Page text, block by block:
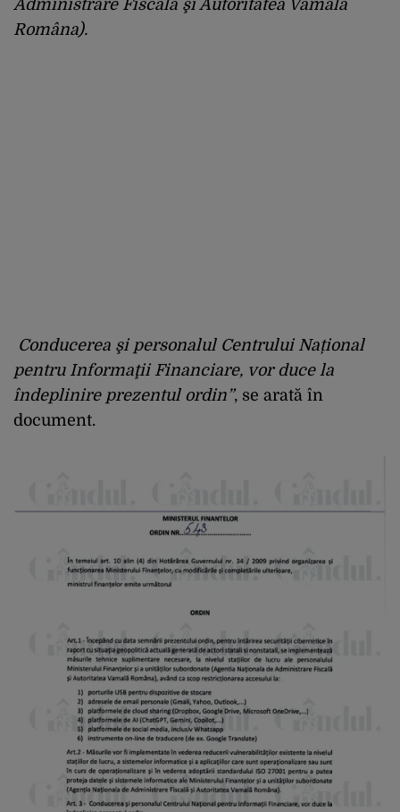
Administrare Fiscală şi Autoritatea Vamală
Româna).
Conducerea şi personalul Centrului Național
pentru Informaţii Financiare, vor duce la
îndeplinire prezentul ordin”, se arată în
document.